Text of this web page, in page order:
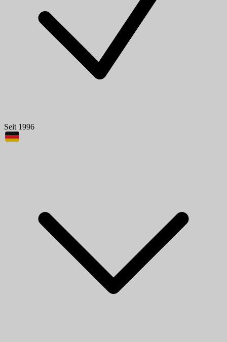
Seit 1996